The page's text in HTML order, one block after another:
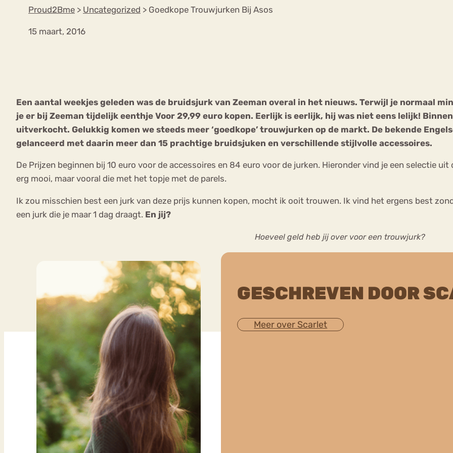
Proud2Bme > Uncategorized > Goedkope Trouwjurken Bij Asos
15 maart, 2016
Een aantal weekjes geleden was de bruidsjurk van Zeeman overal in het nieuws. Terwijl je normaal
je er bij Zeeman tijdelijk eenthje Voor 29,99 euro kopen. Eerlijk is eerlijk, hij was niet eens lelijk!
uitverkocht. Gelukkig komen we steeds meer ‘goedkope’ trouwjurken op de markt. De bekende
gelanceerd met daarin meer dan 15 prachtige bruidsjuken en verschillende stijlvolle accessoires.
De Prijzen beginnen bij 10 euro voor de accessoires en 84 euro voor de jurken. Hieronder vind je een selectie
erg mooi, maar vooral die met het topje met de parels.
Ik zou misschien best een jurk van deze prijs kunnen kopen, mocht ik ooit trouwen. Ik vind het ergens best
een jurk die je maar 1 dag draagt. En jij?
Hoeveel geld heb jij over voor een trouwjurk?
GESCHREVEN DOOR
Meer over Scarlet
Orthorexia
Afvallen Angst